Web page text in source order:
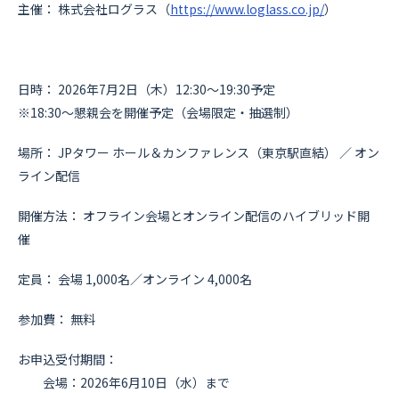
主催： 株式会社ログラス（https://www.loglass.co.jp/）
日時： 2026年7月2日（木）12:30〜19:30予定
※18:30〜懇親会を開催予定（会場限定・抽選制）
場所： JPタワー ホール＆カンファレンス（東京駅直結） ／ オン
ライン配信
開催方法： オフライン会場とオンライン配信のハイブリッド開
催
定員： 会場 1,000名／オンライン 4,000名
参加費： 無料
お申込受付期間：
会場：2026年6月10日（水）まで